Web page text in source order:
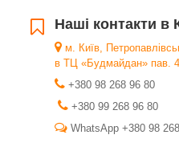
Наші контакти в
м. Київ,
в ТЦ «Будмайдан» пав.
+380 98 268 96 80
+380 99 268 96 80
WhatsApp +380 98